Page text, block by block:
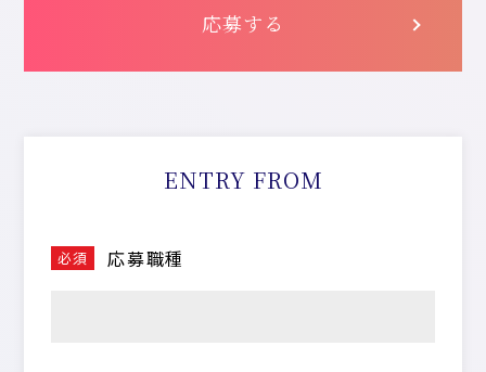
応募する
ENTRY FROM
必須 応募職種